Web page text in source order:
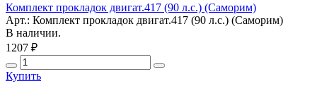
Комплект прокладок двигат.417 (90 л.с.) (Саморим)
Арт.: Комплект прокладок двигат.417 (90 л.с.) (Саморим)
В наличии.
1207 ₽
Купить